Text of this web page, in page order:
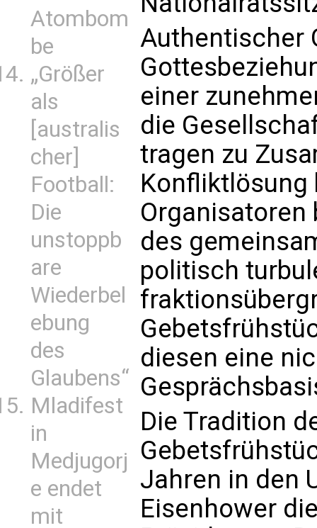
Atombom
be
„Größer
als
[australis
cher]
Football:
Die
unstoppb
are
Wiederbel
ebung
des
Glaubens“
Mladifest
in
Medjugorj
e endet
mit
Authentischer
einer
die
tragen zu
Konfliktlösung
des
politisch
diesen eine
Die Tradition
Jahren in den
Eisenhower